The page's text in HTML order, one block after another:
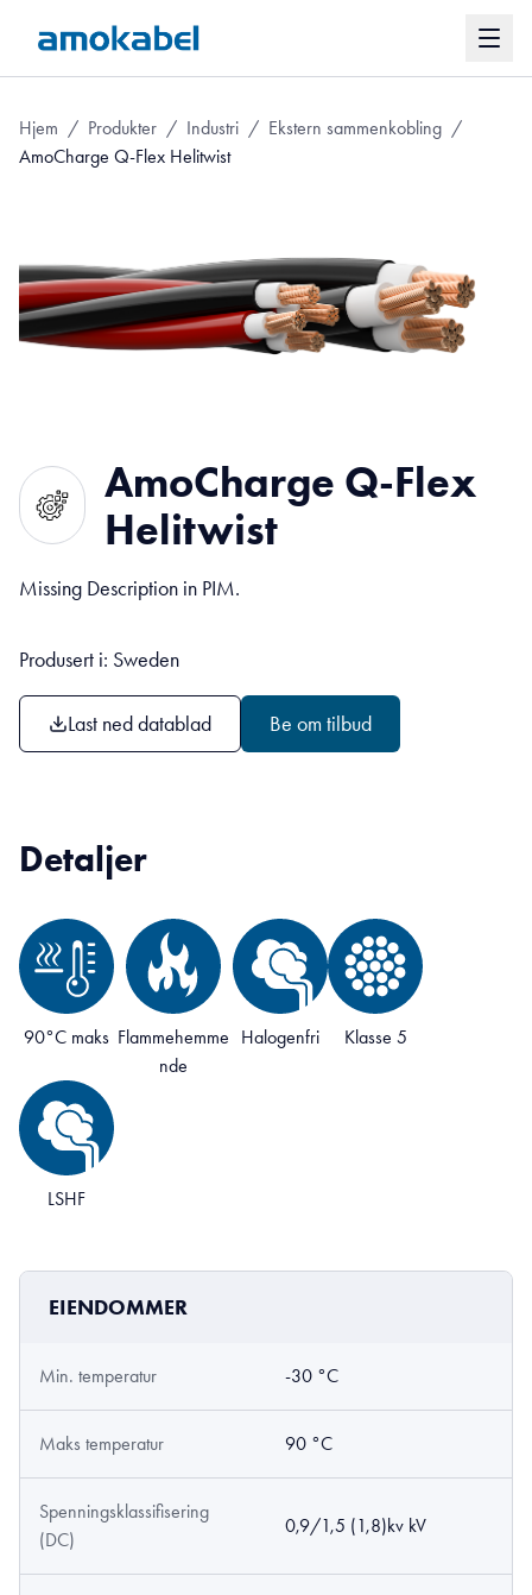
Hjem / Produkter / Industri / Ekstern sammenkobling /
AmoCharge Q-Flex Helitwist
AmoCharge Q-Flex
Helitwist
Missing Description in PIM.
Produsert i: Sweden
Last ned datablad Be om tilbud
Detaljer
90°C maks Flammehemme
nde
Halogenfri Klasse 5
LSHF
EIENDOMMER
Min. temperatur -30 °C
Maks temperatur 90 °C
Spenningsklassifisering
(DC)
0,9/1,5 (1,8)kv kV